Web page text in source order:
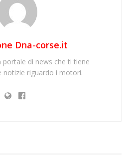
Dna-corse.it
portale di news che ti tiene
notizie riguardo i motori.